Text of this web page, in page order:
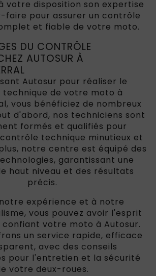
votre disposition son expertise
faire pour assurer un contrôle
et fiable de votre moto.
DU CONTRÔLE
AUTOSUR À
Autosur pour réaliser le
de votre moto à
vous bénéficiez de nombreux
d'abord, nos techniciens sont
formés et qualifiés pour
technique minutieux et
notre centre est équipé des
garantissant une
haut niveau et des résultats
précis.
expérience et à notre
vous pouvez avoir l'esprit
votre moto à Autosur.
un service rapide, efficace
avec des conseils
pour l'entretien et la sécurité
votre deux-roues.